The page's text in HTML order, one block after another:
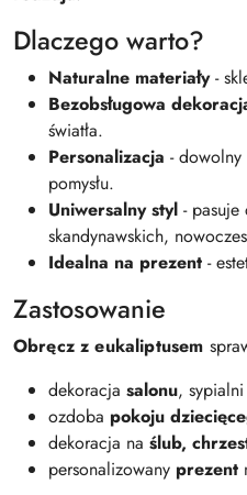
Dlaczego warto?
Naturalne materiały-
Bezobsługowa
światła.
Personalizacja - dowolny
pomysłu.
Uniwersalny styl -
skandynawskich,
Idealna na prezent -
Zastosowanie
Obręcz z eukaliptusem
dekoracja salonu,
ozdoba pokoju
dekoracja na ślub,
personalizowany prezent